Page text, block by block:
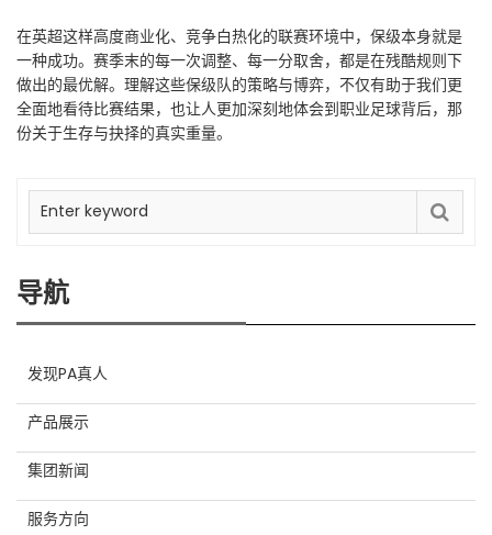
在英超这样高度商业化、竞争白热化的联赛环境中，保级本身就是
一种成功。赛季末的每一次调整、每一分取舍，都是在残酷规则下
做出的最优解。理解这些保级队的策略与博弈，不仅有助于我们更
全面地看待比赛结果，也让人更加深刻地体会到职业足球背后，那
份关于生存与抉择的真实重量。
导航
发现PA真人
产品展示
集团新闻
服务方向